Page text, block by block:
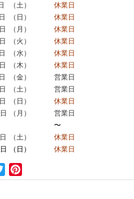
（土）
休業日
（日）
休業日
（月）
休業日
（火）
休業日
（水）
休業日
（木）
休業日
（金）
営業日
（土）
営業日
（日）
休業日
（月）
営業日
〜
（土）
休業日
（日） 休業日
w
i